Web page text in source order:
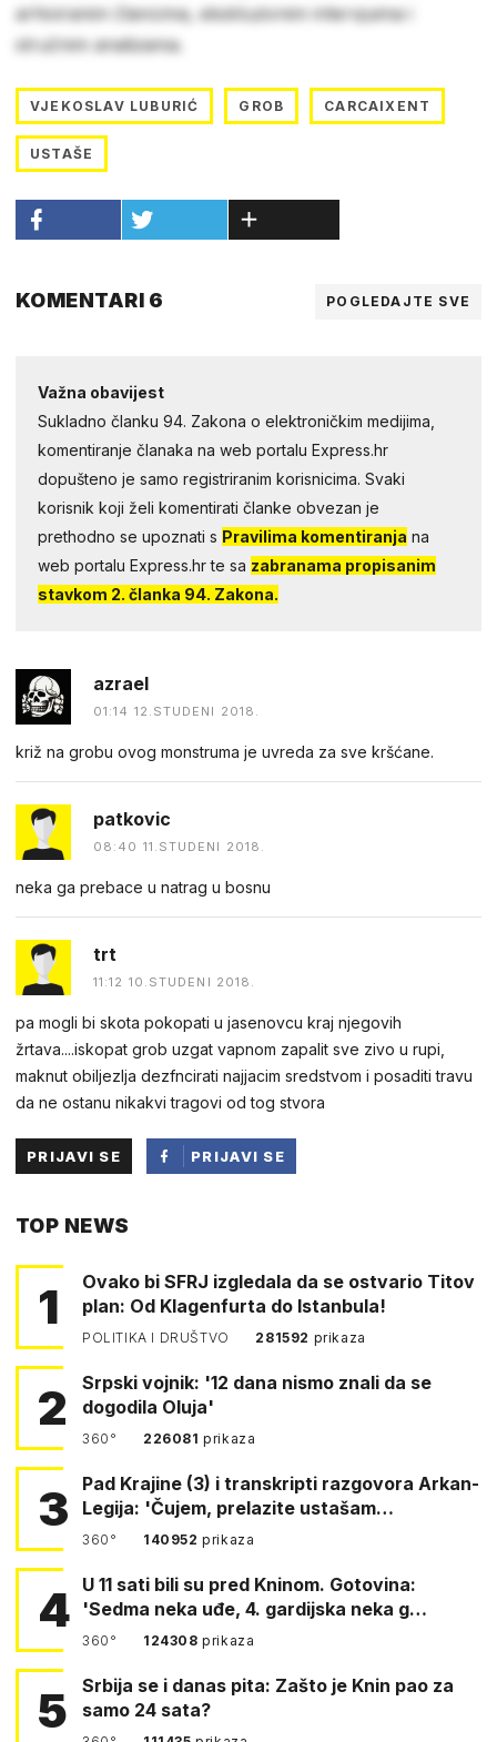
arhiviranim člancima, ekskluzivnim intervjuima i
stručnim analizama.
VJEKOSLAV LUBURIĆ GROB CARCAIXENT
USTAŠE
KOMENTARI 6 POGLEDAJTE SVE
Važna obavijest
Sukladno članku 94. Zakona o elektroničkim medijima,
komentiranje članaka na web portalu Express.hr
dopušteno je samo registriranim korisnicima. Svaki
korisnik koji želi komentirati članke obvezan je
prethodno se upoznati s Pravilima komentiranja na
web portalu Express.hr te sa zabranama propisanim
stavkom 2. članka 94. Zakona.
azrael
01:14 12.STUDENI 2018.
križ na grobu ovog monstruma je uvreda za sve kršćane.
patkovic
08:40 11.STUDENI 2018.
neka ga prebace u natrag u bosnu
trt
11:12 10.STUDENI 2018.
pa mogli bi skota pokopati u jasenovcu kraj njegovih
žrtava....iskopat grob uzgat vapnom zapalit sve zivo u rupi,
maknut obiljezlja dezfncirati najjacim sredstvom i posaditi travu
da ne ostanu nikakvi tragovi od tog stvora
PRIJAVI SE
PRIJAVI SE
TOP NEWS
1
Ovako bi SFRJ izgledala da se ostvario Titov
plan: Od Klagenfurta do Istanbula!
POLITIKA I DRUŠTVO 281592 prikaza
2
Srpski vojnik: '12 dana nismo znali da se
dogodila Oluja'
360° 226081prikaza
3
Pad Krajine (3) i transkripti razgovora Arkan-
Legija: 'Čujem, prelazite ustašam…
360° 140952prikaza
4 U 11 sati bili su pred Kninom. Gotovina:
'Sedma neka uđe, 4. gardijska neka g…
360° 124308prikaza
5
Srbija se i danas pita: Zašto je Knin pao za
samo 24 sata?